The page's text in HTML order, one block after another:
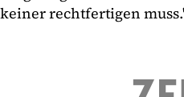
keiner rechtfertigen